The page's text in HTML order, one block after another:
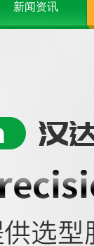
新闻资讯